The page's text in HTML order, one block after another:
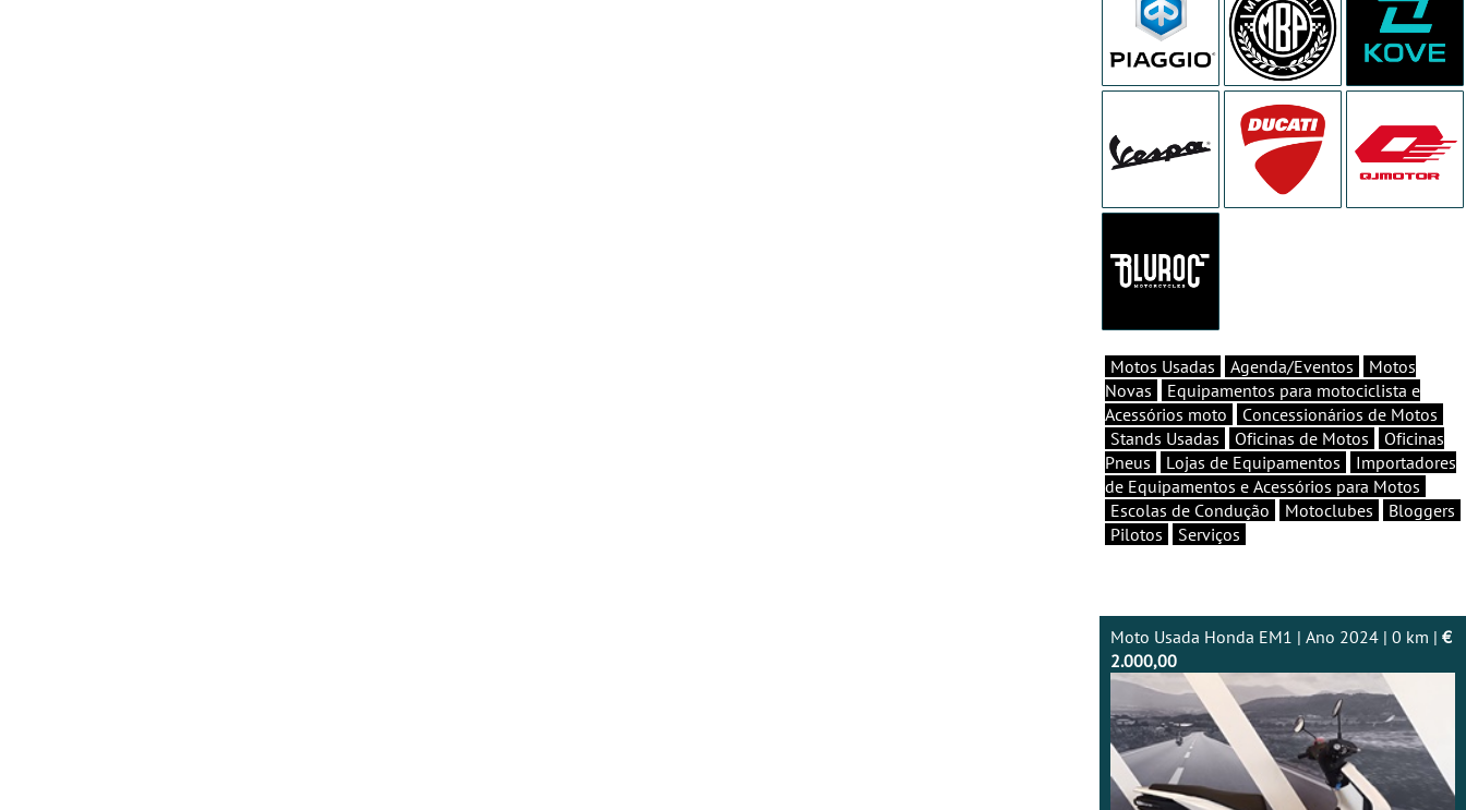
Motos Usadas Agenda/Eventos
Motos
Novas
Equipamentos para motociclista e
Acessórios moto
Concessionários de Motos
Stands Usadas
Oficinas de Motos
Oficinas
Pneus
Lojas de Equipamentos
Importadores
de Equipamentos e Acessórios para Motos
Escolas de Condução
Motoclubes
Bloggers
Pilotos
Serviços
Moto Usada Honda EM1 | Ano 2024 | 0 km | €
2.000,00